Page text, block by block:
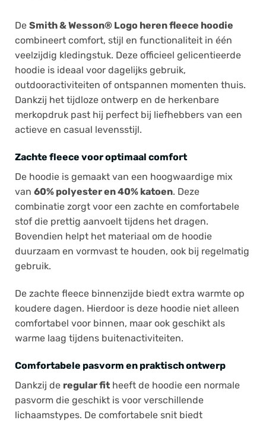
De Smith & Wesson® Logo heren fleece hoodie
combineert comfort, stijl en functionaliteit in één
veelzijdig kledingstuk. Deze officieel gelicentieerde
hoodie is ideaal voor dagelijks gebruik,
outdooractiviteiten of ontspannen momenten thuis.
Dankzij het tijdloze ontwerp en de herkenbare
merkopdruk past hij perfect bij liefhebbers van een
actieve en casual levensstijl.
Zachte fleece voor optimaal comfort
De hoodie is gemaakt van een hoogwaardige mix
van 60% polyester en 40% katoen. Deze
combinatie zorgt voor een zachte en comfortabele
stof die prettig aanvoelt tijdens het dragen.
Bovendien helpt het materiaal om de hoodie
duurzaam en vormvast te houden, ook bij regelmatig
gebruik.
De zachte fleece binnenzijde biedt extra warmte op
koudere dagen. Hierdoor is deze hoodie niet alleen
comfortabel voor binnen, maar ook geschikt als
warme laag tijdens buitenactiviteiten.
Comfortabele pasvorm en praktisch ontwerp
Dankzij de regular fit heeft de hoodie een normale
pasvorm die geschikt is voor verschillende
lichaamstypes. De comfortabele snit biedt